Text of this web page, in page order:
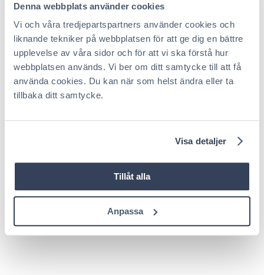
Denna webbplats använder cookies
Vi och våra tredjepartspartners använder cookies och
liknande tekniker på webbplatsen för att ge dig en bättre
upplevelse av våra sidor och för att vi ska förstå hur
webbplatsen används. Vi ber om ditt samtycke till att få
använda cookies. Du kan när som helst ändra eller ta
tillbaka ditt samtycke.
Visa detaljer
Tillåt alla
Anpassa
övärld och han bjuder på sig själv. Han är
människan som ser dig rakt i ögonen, ger dig ett
varmt handslag och minns ditt namn om ni mötts
tidigare. Han är hemma i skärgården, men
uppträder som en gäst av hänsyn till naturen,
miljön och djurlivet. Hans livsfilosofi är att ta sig an
varje dag, njuta av den och göra det bästa genom
att bjuda till och göra nytta för de människor han
Efter arbete varje dag och beredskap dygnet runt
från tidig vår till början av vintern, blir det vila och
avkoppling även för Bosse Lindén. Han kanske tar
en tur till Florida med sin Lena och där trivs han bra
i värmen med de många vännerna, men trots det
konstaterar han alltid, att ”min plats på jorden är
Stockholms skärgård”!